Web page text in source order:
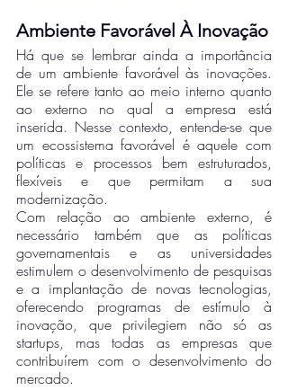
Ambiente Favorável À Inovação
Há que se lembrar ainda a importância
de um ambiente favorável às inovações.
Ele se refere tanto ao meio interno quanto
ao externo no qual a empresa está
inserida. Nesse contexto, entende-se que
um ecossistema favorável é aquele com
políticas e processos bem estruturados,
flexíveis e que permitam a sua
modernização.
Com relação ao ambiente externo, é
necessário também que as políticas
governamentais e as universidades
estimulem o desenvolvimento de pesquisas
e a implantação de novas tecnologias,
oferecendo programas de estímulo à
inovação, que privilegiem não só as
startups, mas todas as empresas que
contribuírem com o desenvolvimento do
mercado.